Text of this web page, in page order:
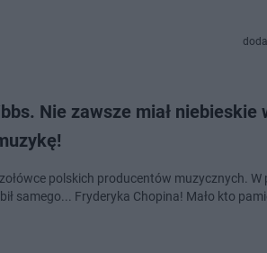
Nie zawsze miał niebieskie
polskich producentów muzycznych. W
samego... Fryderyka Chopina! Mało kto